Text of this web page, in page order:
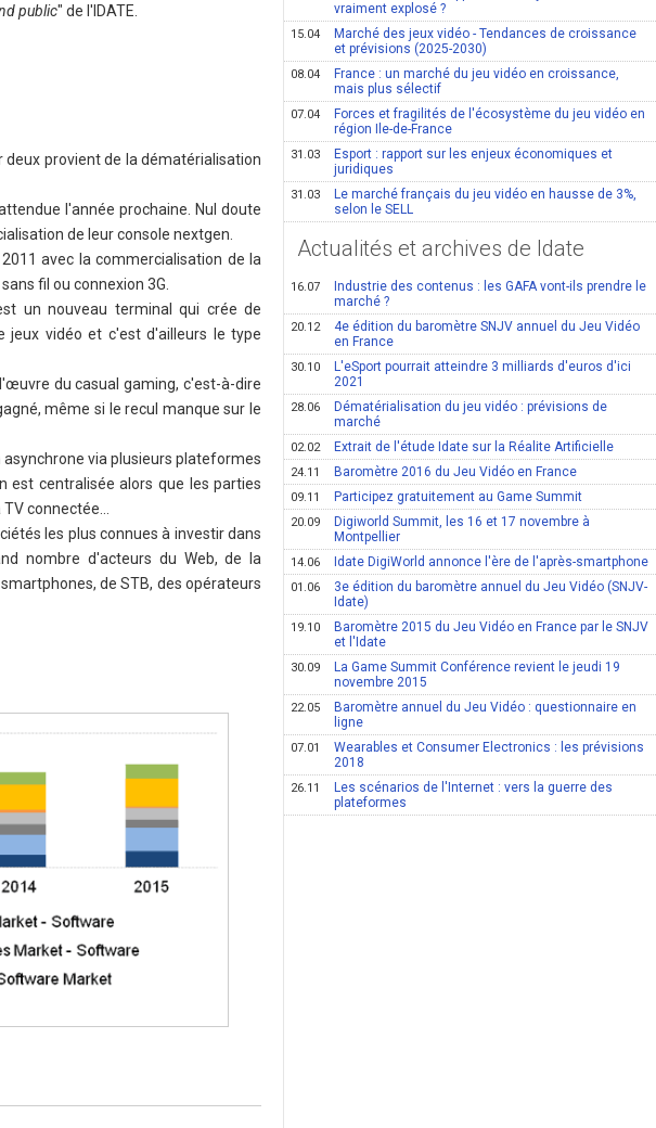
public" de l'IDATE.
deux provient de la dématérialisation
l'année prochaine. Nul doute
de leur console nextgen.
avec la commercialisation de la
fil ou connexion 3G.
un nouveau terminal qui crée de
jeux vidéo et c'est d'ailleurs le type
du casual gaming, c'est-à-dire
même si le recul manque sur le
asynchrone via plusieurs plateformes
est centralisée alors que les parties
connectée…
les plus connues à investir dans
nombre d'acteurs du Web, de la
de STB, des opérateurs
vraiment explosé ?
15.04
Marché des jeux vidéo - Tendances de croissance
et prévisions (2025-2030)
08.04
France : un marché du jeu vidéo en croissance,
mais plus sélectif
07.04
Forces et fragilités de l'écosystème du jeu vidéo en
région Ile-de-France
31.03
Esport : rapport sur les enjeux économiques et
juridiques
31.03
Le marché français du jeu vidéo en hausse de 3%,
selon le SELL
Actualités et archives de Idate
16.07
Industrie des contenus : les GAFA vont-ils prendre le
marché ?
20.12
4e édition du baromètre SNJV annuel du Jeu Vidéo
en France
30.10
L'eSport pourrait atteindre 3 milliards d'euros d'ici
2021
28.06
Dématérialisation du jeu vidéo : prévisions de
marché
02.02 Extrait de l'étude Idate sur la Réalite Artificielle
24.11 Baromètre 2016 du Jeu Vidéo en France
09.11 Participez gratuitement au Game Summit
20.09
Digiworld Summit, les 16 et 17 novembre à
Montpellier
14.06 Idate DigiWorld annonce l'ère de l'après-smartphone
01.06
3e édition du baromètre annuel du Jeu Vidéo (SNJV-
Idate)
19.10
Baromètre 2015 du Jeu Vidéo en France par le SNJV
et l'Idate
30.09
La Game Summit Conférence revient le jeudi 19
novembre 2015
22.05
Baromètre annuel du Jeu Vidéo : questionnaire en
ligne
07.01
Wearables et Consumer Electronics : les prévisions
2018
26.11
Les scénarios de l'Internet : vers la guerre des
plateformes